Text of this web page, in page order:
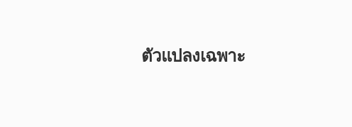
ตัวแปลงเฉพาะ